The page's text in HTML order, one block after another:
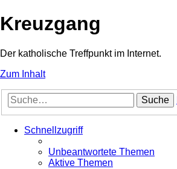
Kreuzgang
Der katholische Treffpunkt im Internet.
Zum Inhalt
Suche
Schnellzugriff
Unbeantwortete Themen
Aktive Themen